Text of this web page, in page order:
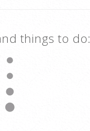
things to do: